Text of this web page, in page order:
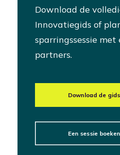
Download de
Innovatiegids of
sparringssessie met
partners.
Download de gids
Een sessie boeken